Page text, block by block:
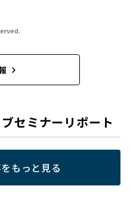
セミナーリポート
もっと見る